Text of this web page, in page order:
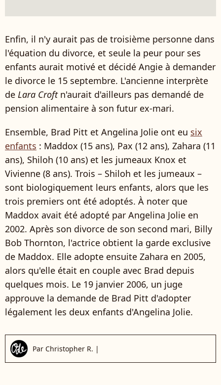
Enfin, il n'y aurait pas de troisième personne dans
l'équation du divorce, et seule la peur pour ses
enfants aurait motivé et décidé Angie à demander
le divorce le 15 septembre. L'ancienne interprète
de Lara Croftn'aurait d'ailleurs pas demandé de
pension alimentaire à son futur ex-mari.
Ensemble, Brad Pitt et Angelina Jolie ont eu six
enfants : Maddox (15 ans), Pax (12 ans), Zahara (11
ans), Shiloh (10 ans) et les jumeaux Knox et
Vivienne (8 ans). Trois – Shiloh et les jumeaux –
sont biologiquement leurs enfants, alors que les
trois premiers ont été adoptés. À noter que
Maddox avait été adopté par Angelina Jolie en
2002. Après son divorce de son second mari, Billy
Bob Thornton, l'actrice obtient la garde exclusive
de Maddox. Elle adopte ensuite Zahara en 2005,
alors qu'elle était en couple avec Brad depuis
quelques mois. Le 19 janvier 2006, un juge
approuve la demande de Brad Pitt d'adopter
légalement les deux enfants d'Angelina Jolie.
Par Christopher R. |